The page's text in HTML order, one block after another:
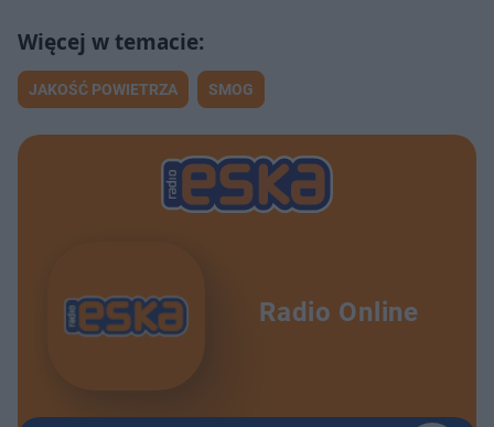
JAKOŚĆ POWIETRZA SMOG
Radio Online